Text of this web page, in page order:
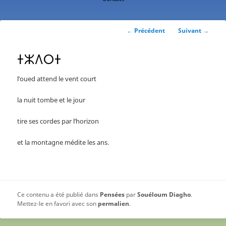
Navigation
← Précédent Suivant →
ⵜⵣⴷⵔⵜ
l’oued attend le vent court
la nuit tombe et le jour
tire ses cordes par l’horizon
et la montagne médite les ans.
Ce contenu a été publié dans Pensées parSouéloum Diagho.
Mettez-le en favori avec son permalien.